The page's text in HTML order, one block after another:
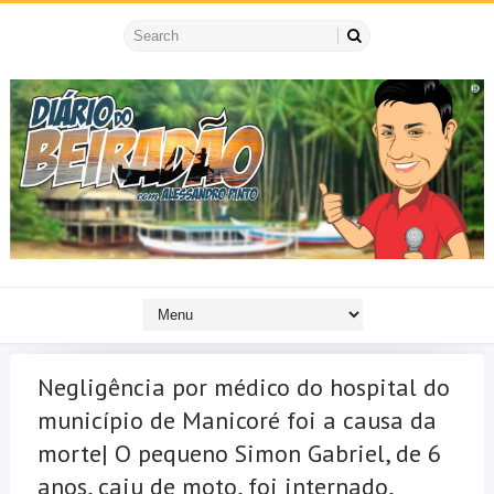
Negligência por médico do hospital do
município de Manicoré foi a causa da
morte| O pequeno Simon Gabriel, de 6
anos, caiu de moto, foi internado,